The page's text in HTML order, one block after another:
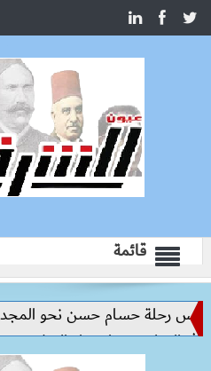
قائمة
رحلة حسام حسن نحو المجد
مفتاح بناء السلام